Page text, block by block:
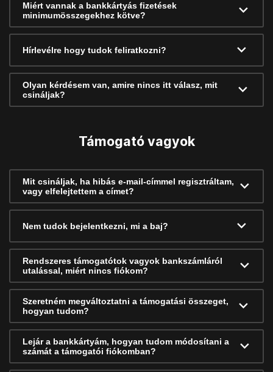
Miért vannak a bankkártyás fizetések
minimumösszegekhez kötve?
Hírlevélre hogy tudok feliratkozni?
Olyan kérdésem van, amire nincs itt válasz, mit
csináljak?
Támogató vagyok
Mit csináljak, ha hibás e-mail-címmel regisztráltam,
vagy elfelejtettem a címet?
Nem tudok bejelentkezni, mi a baj?
Rendszeres támogatótok vagyok bankszámláról
utalással, miért nincs fiókom?
Szeretném megváltoztatni a támogatási összeget,
hogyan tudom?
Lejár a bankkártyám, hogyan tudom módosítani a
számát a támogatói fiókomban?